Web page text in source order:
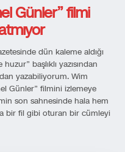
Günler” filmi
dün kaleme aldığı
başlıklı yazısından
yazabiliyorum. Wim
Günler” filmini izlemeye
son sahnesinde hala hem
bir fil gibi oturan bir cümleyi